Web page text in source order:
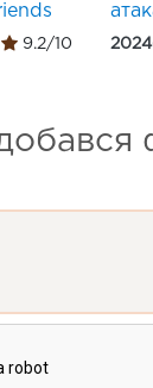
9.2/10